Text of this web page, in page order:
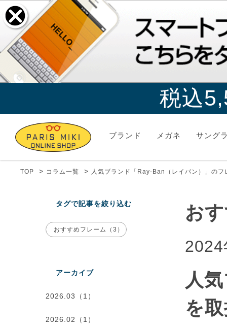
税込
ブランド メガネ サング
TOP > コラム一覧 > 人気ブランド「Ray-Ban（レイバン）」のフ
タグで記事を絞り込む
おすすめフレーム（3）
アーカイブ
2026.03（1）
2026.02（1）
お
人
を